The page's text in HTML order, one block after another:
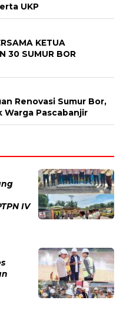
UKP
KETUA
30 SUMUR BOR
Renovasi Sumur Bor,
Warga Pascabanjir
IV